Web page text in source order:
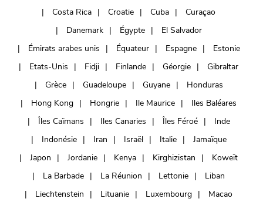
Costa Rica
Croatie Cuba
Curaçao
Danemark
Égypte
El Salvador
Émirats arabes unis
Équateur Espagne
Estonie
Etats-Unis
Fidji Finlande Géorgie
Gibraltar
Grèce
Guadeloupe Guyane
Honduras
Hong Kong
Hongrie Ile Maurice
Iles Baléares
Îles Caïmans
Iles Canaries Îles Féroé
Inde
Indonésie
Iran Israël Italie
Jamaïque
Japon
Jordanie Kenya Kirghizistan
Koweït
La Barbade
La Réunion Lettonie
Liban
Liechtenstein
Lituanie Luxembourg
Macao